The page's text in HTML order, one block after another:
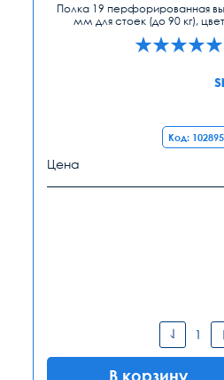
Полка 19 перфорированная
мм для стоек (до 90 кг),
Код:
Цена
В корзину